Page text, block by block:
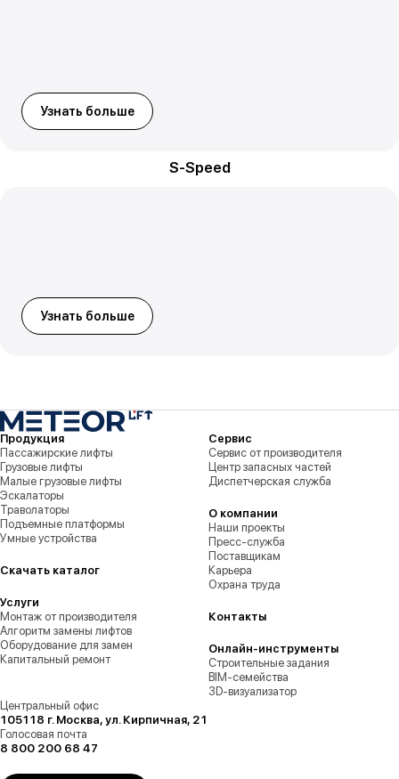
Узнать больше
S-Speed
Узнать больше
Продукция
Пассажирские лифты
Грузовые лифты
Малые грузовые лифты
Эскалаторы
Траволаторы
Подъемные платформы
Умные устройства
Скачать каталог
Услуги
Монтаж от производителя
Алгоритм замены лифтов
Оборудование для замен
Капитальный ремонт
Сервис
Сервис от производителя
Центр запасных частей
Диспетчерская служба
О компании
Наши проекты
Пресс-служба
Поставщикам
Карьера
Охрана труда
Контакты
Онлайн-инструменты
Строительные задания
BIM-семейства
3D-визуализатор
Центральный офис
105118 г. Москва, ул. Кирпичная, 21
Голосовая почта
8 800 200 68 47